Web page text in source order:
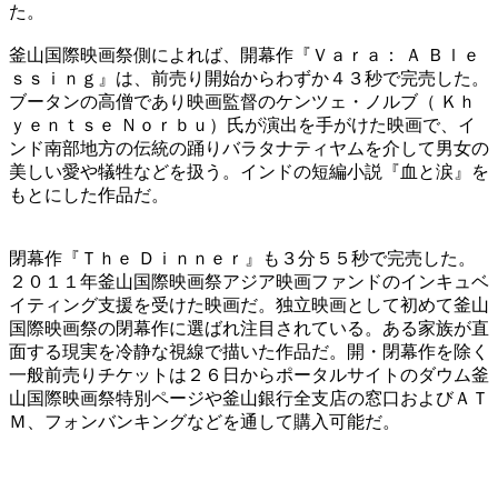
た。
釜山国際映画祭側によれば、開幕作『Ｖａｒａ： Ａ Ｂｌｅ
ｓｓｉｎｇ』は、前売り開始からわずか４３秒で完売した。
ブータンの高僧であり映画監督のケンツェ・ノルブ（ Ｋｈ
ｙｅｎｔｓｅ Ｎｏｒｂｕ）氏が演出を手がけた映画で、イ
ンド南部地方の伝統の踊りバラタナティヤムを介して男女の
美しい愛や犠牲などを扱う。インドの短編小説『血と涙』を
もとにした作品だ。
閉幕作『Ｔｈｅ Ｄｉｎｎｅｒ』も３分５５秒で完売した。
２０１１年釜山国際映画祭アジア映画ファンドのインキュベ
イティング支援を受けた映画だ。独立映画として初めて釜山
国際映画祭の閉幕作に選ばれ注目されている。ある家族が直
面する現実を冷静な視線で描いた作品だ。開・閉幕作を除く
一般前売りチケットは２６日からポータルサイトのダウム釜
山国際映画祭特別ページや釜山銀行全支店の窓口およびＡＴ
Ｍ、フォンバンキングなどを通して購入可能だ。